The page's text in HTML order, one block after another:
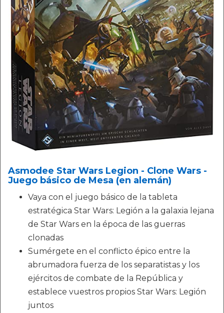
Asmodee Star Wars Legion - Clone Wars -
Juego básico de Mesa (en alemán)
Vaya con el juego básico de la tableta
estratégica Star Wars: Legión a la galaxia lejana
de Star Wars en la época de las guerras
clonadas
Sumérgete en el conflicto épico entre la
abrumadora fuerza de los separatistas y los
ejércitos de combate de la República y
establece vuestros propios Star Wars: Legión
juntos